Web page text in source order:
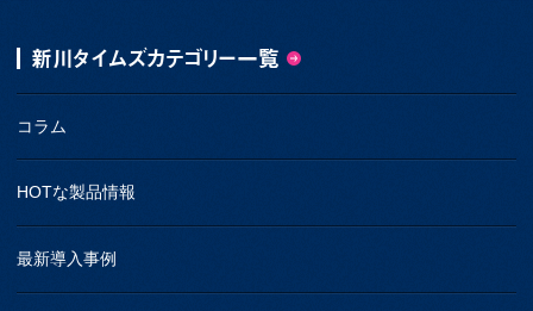
新川タイムズカテゴリー一覧
コラム
HOTな製品情報
最新導入事例